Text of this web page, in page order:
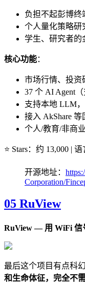
负担不起彭博终
个人量化策略研
学生、研究者的
核心功能：
市场行情、投资
37 个 AI Agent
支持本地 LLM
接入 AkShare
个人/教育/非商
⭐ Stars：约 13,000 |
开源地址：
Corporation/
05 RuView
RuView — 用 WiFi 信
最后这个项目有点
和生命体征，完全不